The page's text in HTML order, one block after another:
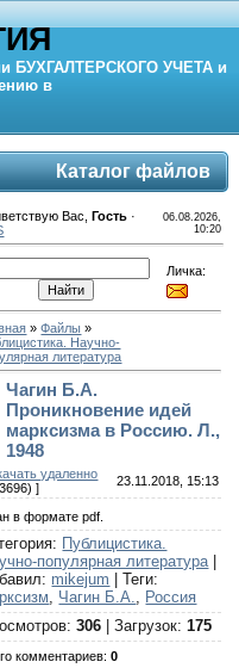
БУХГАЛТЕРСКОГО УЧЕТА и
в
Каталог файлов
Вас ,Гость ·
06.08.2026,
10:20
Личка:
»Файлы »
Научно-
литература
Чагин Б.А.
Проникновение идей
марксизма в Россию. Л.,
1948
удаленно
]
23.11.2018, 15:13
в формате pdf.
: Публицистика.
популярная литература|
: mikejum |Теги:
, Чагин Б.А., Россия
:306 |Загрузок:175
комментариев:0